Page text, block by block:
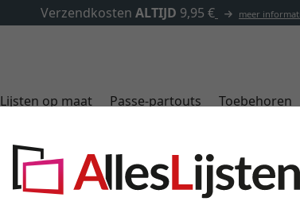
✓500.000 artikelen om uit te kiezen
Lijsten op maat Passe-partouts Toebehoren